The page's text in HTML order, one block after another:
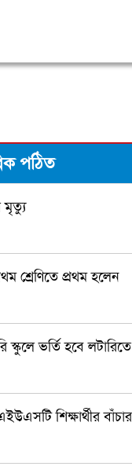
পঠিত
মৃত্যু
শ্রেণিতে প্রথম হলেন
স্কুলে ভর্তি হবে লটারিতে
শিক্ষার্থীর বাঁচার